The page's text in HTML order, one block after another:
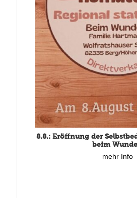
8.8.: Eröffnung der
beim
mehr Info